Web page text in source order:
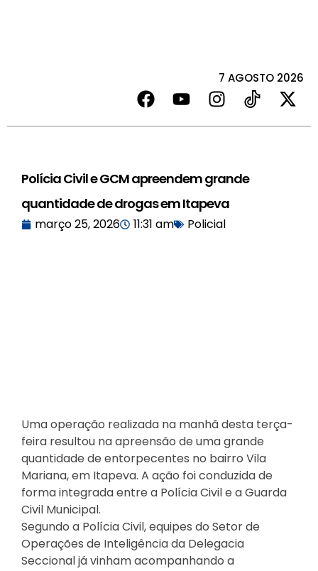
7 AGOSTO 2026
Polícia Civil e GCM apreendem grande
quantidade de drogas em Itapeva
março 25, 2026 11:31 am Policial
Uma operação realizada na manhã desta terça-
feira resultou na apreensão de uma grande
quantidade de entorpecentes no bairro Vila
Mariana, em Itapeva. A ação foi conduzida de
forma integrada entre a Polícia Civil e a Guarda
Civil Municipal.
Segundo a Polícia Civil, equipes do Setor de
Operações de Inteligência da Delegacia
Seccional já vinham acompanhando a